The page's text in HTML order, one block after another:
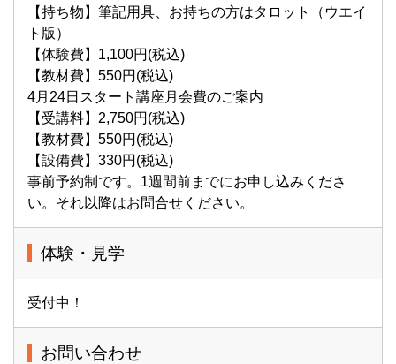
【持ち物】筆記用具、お持ちの方はタロット（ウエイ
ト版）
【体験費】1,100円(税込)
【教材費】550円(税込)
4月24日スタート講座月会費のご案内
【受講料】2,750円(税込)
【教材費】550円(税込)
【設備費】330円(税込)
事前予約制です。1週間前までにお申し込みくださ
い。それ以降はお問合せください。
体験・見学
受付中！
お問い合わせ